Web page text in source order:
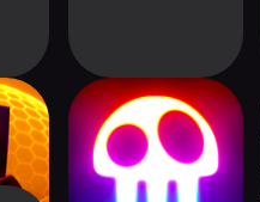
Radiant Defense